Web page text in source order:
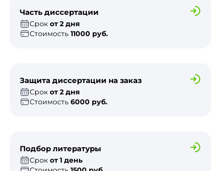
Часть диссертации
Срок от 2 дня
Стоимость 11000 руб.
Защита диссертации на заказ
Срок от 2 дня
Стоимость 6000 руб.
Подбор литературы
Срок от 1 день